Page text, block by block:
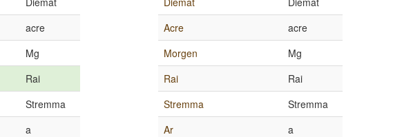
acre
Mg
Rai
Stremma
a
Acre
acre
Morgen
Mg
Rai
Rai
Stremma
Stremma
Ar
a